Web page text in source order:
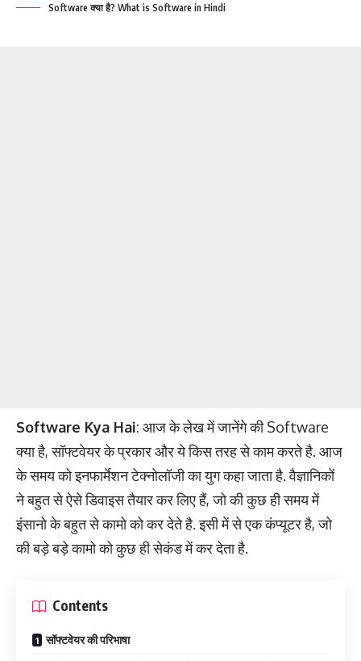
Software क्या है? What is Software in Hindi
Software Kya Hai: आज के लेख में जानेंगे की Software
क्या है, सॉफ्टवेयर के प्रकार और ये किस तरह से काम करते है. आज
के समय को इनफार्मेशन टेक्नोलॉजी का युग कहा जाता है. वैज्ञानिकों
ने बहुत से ऐसे डिवाइस तैयार कर लिए हैं, जो की कुछ ही समय में
इंसानो के बहुत से कामो को कर देते है. इसी में से एक कंप्यूटर है, जो
की बड़े बड़े कामो को कुछ ही सेकंड में कर देता है.
Contents
सॉफ्टवेयर की परिभाषा